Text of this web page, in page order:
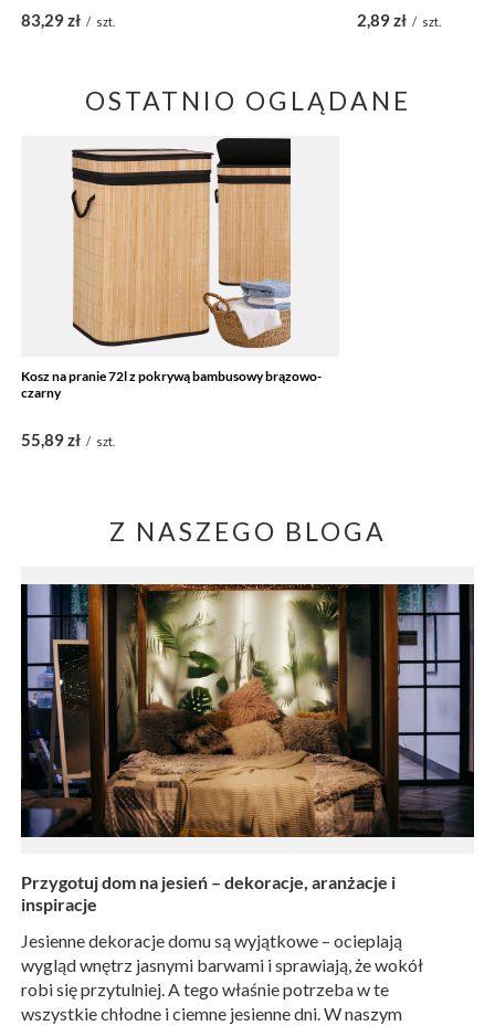
83,29 zł / szt. 2,89 zł / szt.
OSTATNIO OGLĄDANE
Kosz na pranie 72l z pokrywą bambusowy brązowo-
czarny
55,89 zł / szt.
Z NASZEGO BLOGA
Przygotuj dom na jesień – dekoracje, aranżacje i
inspiracje
Jesienne dekoracje domu są wyjątkowe – ocieplają
wygląd wnętrz jasnymi barwami i sprawiają, że wokół
robi się przytulniej. A tego właśnie potrzeba w te
wszystkie chłodne i ciemne jesienne dni. W naszym